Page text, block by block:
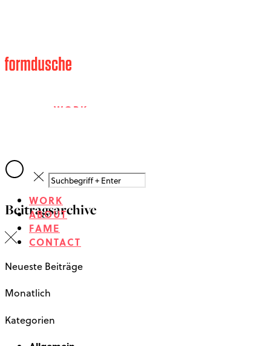
WORK
FAME
CONTACT
WORK
ABOUT
FAME
CONTACT
Beitragsarchive
Neueste Beiträge
Monatlich
Kategorien